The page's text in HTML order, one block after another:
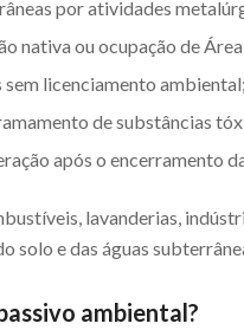
por atividades
nativa ou ocupação de
licenciamento ambiental;
de substâncias
após o encerramento
lavanderias,
solo e das águas
ambiental?